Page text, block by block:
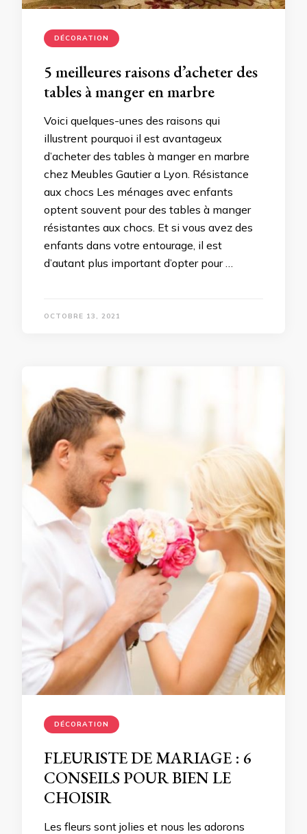
DÉCORATION
5 meilleures raisons d’acheter des
tables à manger en marbre
Voici quelques-unes des raisons qui
illustrent pourquoi il est avantageux
d’acheter des tables à manger en marbre
chez Meubles Gautier a Lyon. Résistance
aux chocs Les ménages avec enfants
optent souvent pour des tables à manger
résistantes aux chocs. Et si vous avez des
enfants dans votre entourage, il est
d’autant plus important d’opter pour …
OCTOBRE 13, 2021
DÉCORATION
FLEURISTE DE MARIAGE : 6
CONSEILS POUR BIEN LE
CHOISIR
Les fleurs sont jolies et nous les adorons